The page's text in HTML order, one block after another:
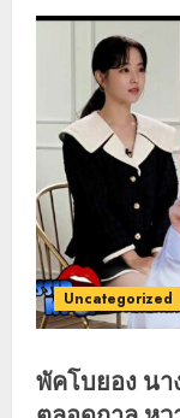
Uncategorized
พัคโบยอง นา